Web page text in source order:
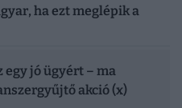
ha ezt meglépik a
egy jó ügyért – ma
akció (x)